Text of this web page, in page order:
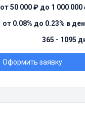
от 50 000 ₽ до 1 000 000
от 0.08% до 0.23% в
365 - 1095
Оформить заявку